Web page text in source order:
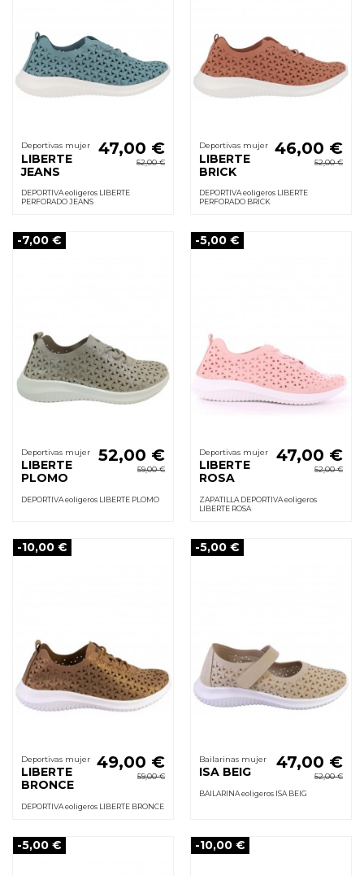
Deportivas mujer
LIBERTE
JEANS
47,00 €
52,00 €
DEPORTIVA eoligeros LIBERTE
PERFORADO JEANS
Deportivas mujer
LIBERTE
BRICK
46,00 €
52,00 €
DEPORTIVA eoligeros LIBERTE
PERFORADO BRICK
-7,00 €
Deportivas mujer
LIBERTE
PLOMO
52,00 €
59,00 €
DEPORTIVA eoligeros LIBERTE PLOMO
-5,00 €
Deportivas mujer
LIBERTE
ROSA
47,00 €
52,00 €
ZAPATILLA DEPORTIVA eoligeros
LIBERTE ROSA
-10,00 €
Deportivas mujer
LIBERTE
BRONCE
49,00 €
59,00 €
DEPORTIVA eoligeros LIBERTE BRONCE
-5,00 €
Bailarinas mujer
ISA BEIG
47,00 €
52,00 €
BAILARINA eoligeros ISA BEIG
-5,00 € -10,00 €